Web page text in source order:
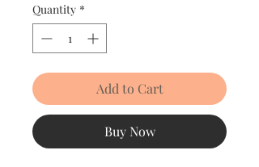
Quantity *
Add to Cart
Buy Now